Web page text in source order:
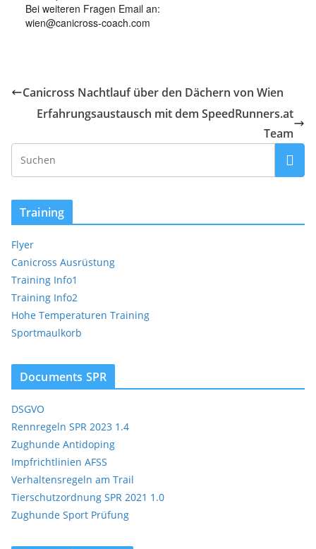
Bei weiteren Fragen Email an:
wien@canicross-coach.com
Canicross Nachtlauf über den Dächern von Wien
Erfahrungsaustausch mit dem SpeedRunners.at
Team
Training
Flyer
Canicross Ausrüstung
Training Info1
Training Info2
Hohe Temperaturen Training
Sportmaulkorb
Documents SPR
DSGVO
Rennregeln SPR 2023 1.4
Zughunde Antidoping
Impfrichtlinien AFSS
Verhaltensregeln am Trail
Tierschutzordnung SPR 2021 1.0
Zughunde Sport Prüfung